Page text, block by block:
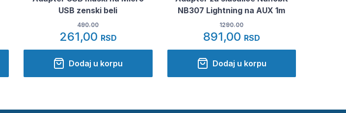
USB zenski beli
490.00
261,00 RSD
Dodaj u korpu
NB307 Lightning na AUX 1m
1290.00
891,00 RSD
Dodaj u korpu